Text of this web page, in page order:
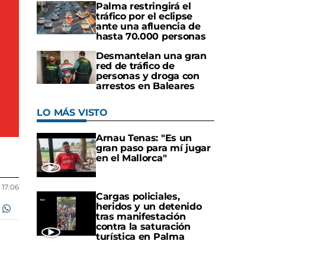
17:06
Palma restringirá el
tráfico por el eclipse
ante una afluencia de
hasta 70.000 personas
Desmantelan una gran
red de tráfico de
personas y droga con
arrestos en Baleares
LO MÁS VISTO
Arnau Tenas: "Es un
gran paso para mí jugar
en el Mallorca"
Cargas policiales,
heridos y un detenido
tras manifestación
contra la saturación
turística en Palma